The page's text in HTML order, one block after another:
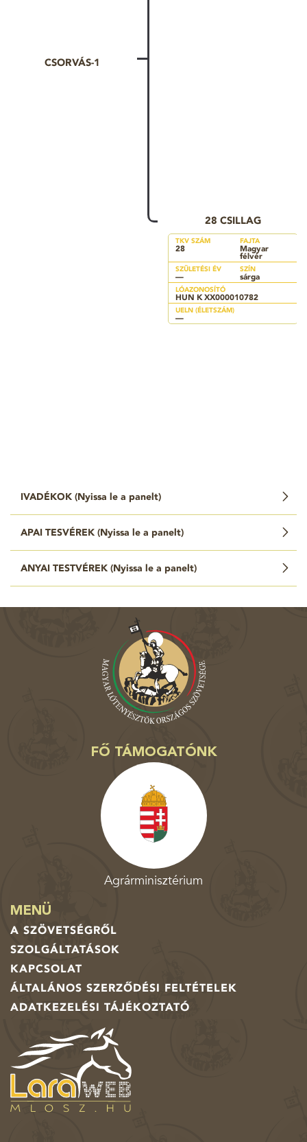
CSORVÁS-1
28 CSILLAG
TKV SZÁM
28
FAJTA
Magyar
félvér
SZÜLETÉSI ÉV
—
SZÍN
sárga
LÓAZONOSÍTÓ
HUN K XX000010782
UELN (ÉLETSZÁM)
—
IVADÉKOK ( Nyissa le a panelt)
APAI TESVÉREK ( Nyissa le a panelt)
ANYAI TESTVÉREK ( Nyissa le a panelt)
FŐ TÁMOGATÓNK
Agrárminisztérium
MENÜ
A SZÖVETSÉGRŐL
SZOLGÁLTATÁSOK
KAPCSOLAT
ÁLTALÁNOS SZERZŐDÉSI FELTÉTELEK
ADATKEZELÉSI TÁJÉKOZTATÓ